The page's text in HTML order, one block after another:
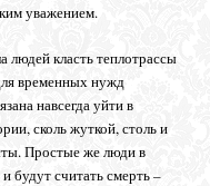
уважением.
людей класть теплотрассы
временных нужд
навсегда уйти в
сколь жуткой, столь и
Простые же люди в
будут считать смерть –